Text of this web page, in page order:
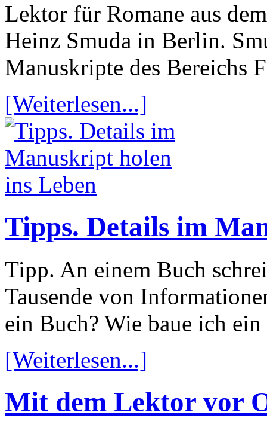
Lektor für Romane aus
Heinz Smuda in Berlin.
Manuskripte des Bereichs
[Weiterlesen...]
Tipps. Details im
Tipp. An einem Buch
Tausende von
ein Buch? Wie baue ich
[Weiterlesen...]
Mit dem Lektor vor